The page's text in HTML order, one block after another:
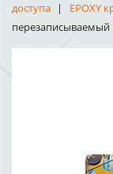
доступа
EPOXY
перезаписываемый